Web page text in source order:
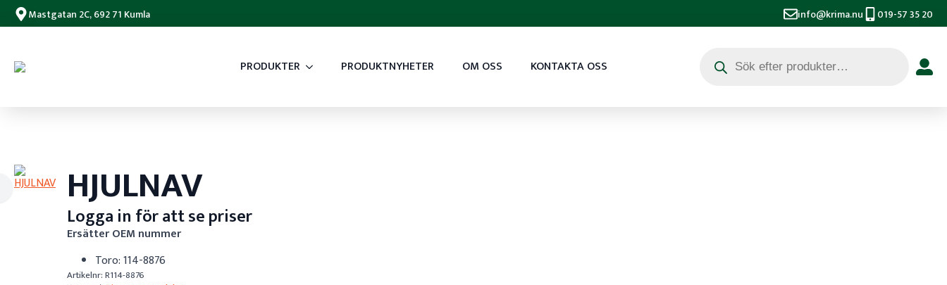
Mastgatan 2C, 692 71 Kumla info@krima.nu 019-57 35 20
PRODUKTER PRODUKTNYHETER OM OSS KONTAKTA OSS
HJULNAV
Logga in för att se priser
Ersätter OEM nummer
Toro: 114-8876
Artikelnr:R114-8876